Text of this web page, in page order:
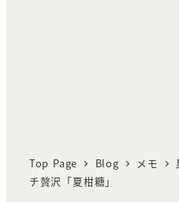
Top Page Blog メモ
チ贅沢「夏柑糖」